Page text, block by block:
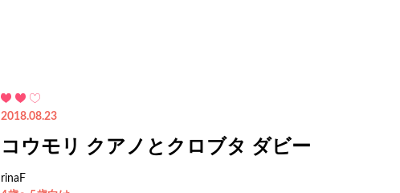
2018.08.23
コウモリ クアノとクロブタ ダビー
rinaF